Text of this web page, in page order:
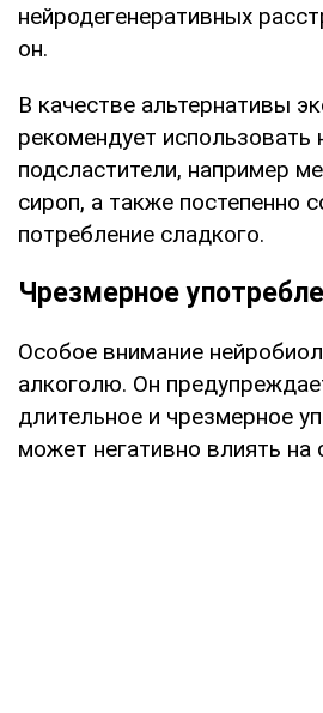
нейродегенеративных
он.
В качестве альтернативы
рекомендует использовать
подсластители, например
сироп, а также постепенно
потребление сладкого.
Чрезмерное
Особое внимание
алкоголю. Он
длительное и чрезмерное
может негативно влиять на